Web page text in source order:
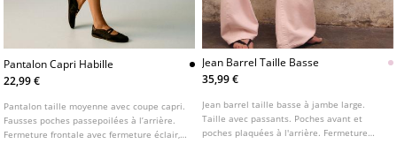
Pantalon Capri Habille
22,99 €
Pantalon taille moyenne avec coupe capri.
Fausses poches passepoilées à l’arrière.
Fermeture frontale avec fermeture éclair,
Jean Barrel Taille Basse
35,99 €
Jean barrel taille basse à jambe large.
Taille avec passants. Poches avant et
poches plaquées à l'arrière. Fermeture